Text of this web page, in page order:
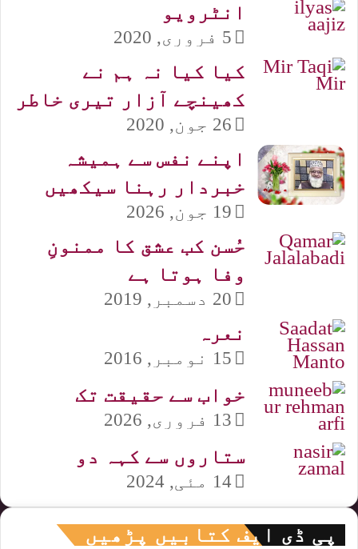
انٹرویو
5 فروری, 2020
کیا کیا نہ ہم نے
کھینچے آزار تیری خاطر
26 جون, 2020
اپنے نفس سے ہمیشہ
خبردار رہنا سیکھیں
19 جون, 2026
حُسن کب عشق کا ممنونِ
وفا ہوتا ہے
20 دسمبر, 2019
نعرہ
15 نومبر, 2016
خواب سے حقیقت تک
13 فروری, 2026
ستاروں سے کہہ دو
14 مئی, 2024
پی ڈی ایف کتابیں پڑھیں